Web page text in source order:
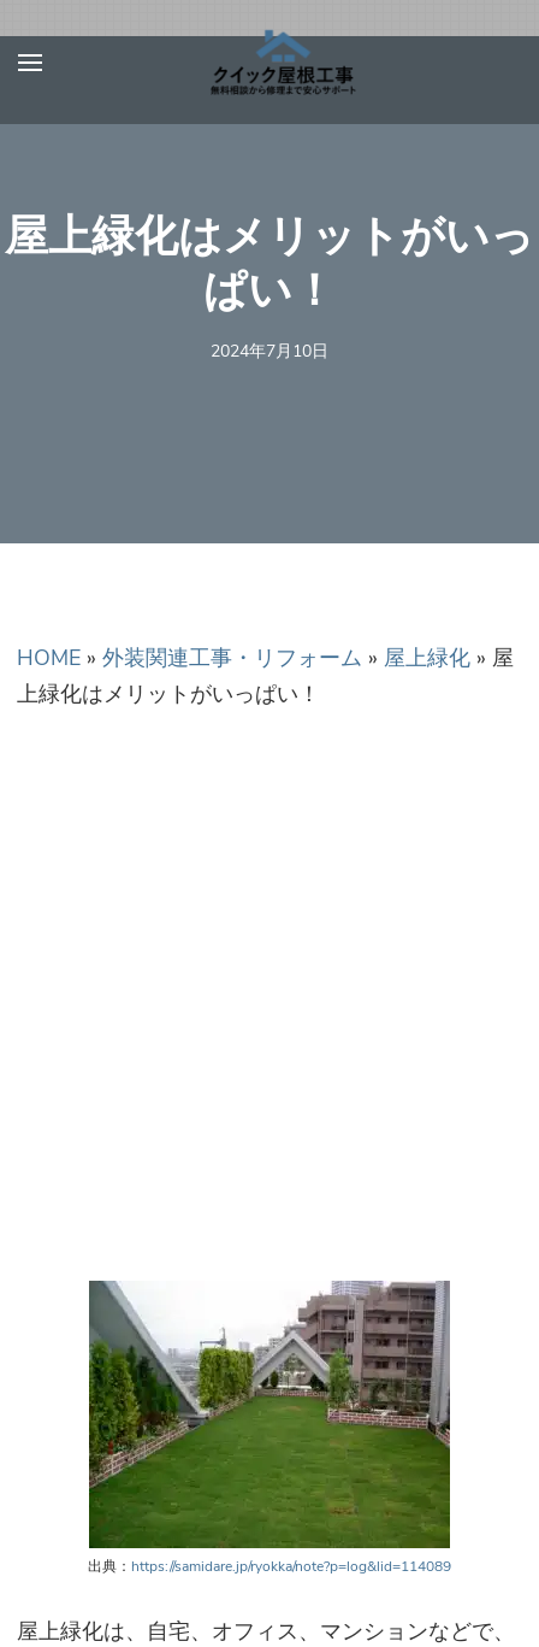
Skip
content
雨漏りの修理
樋、雨漏りの修理を
行う地元の優良工事
正金額での修理・工
屋上緑化はメリットがいっ
ぱい！
2024年7月10日
HOME » 外装関連工事・リフォーム » 屋上緑化 » 屋
上緑化はメリットがいっぱい！
出典： https://samidare.jp/ryokka/note?p=log&lid=114089
屋上緑化は、自宅、オフィス、マンションなどで、